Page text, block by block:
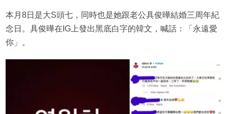
本月8日是大S頭七，同時也是她跟老公具俊曄結婚三周年紀
念日。具俊曄在IG上發出黑底白字的韓文，喊話：「永遠愛
你」。